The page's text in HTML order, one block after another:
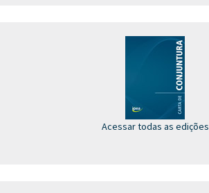
Acessar todas as edições